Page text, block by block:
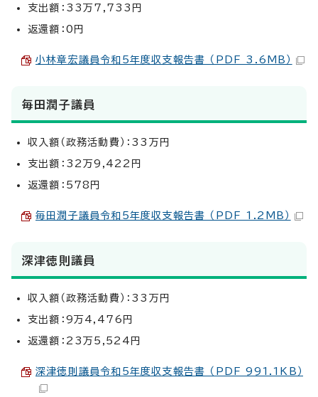
支出額：33万7,733円
返還額：0円
小林章宏議員令和5年度収支報告書 （PDF 3.6MB）
毎田潤子議員
収入額（政務活動費）：33万円
支出額：32万9,422円
返還額：578円
毎田潤子議員令和5年度収支報告書 （PDF 1.2MB）
深津徳則議員
収入額（政務活動費）：33万円
支出額：9万4,476円
返還額：23万5,524円
深津徳則議員令和5年度収支報告書 （PDF 991.1KB）